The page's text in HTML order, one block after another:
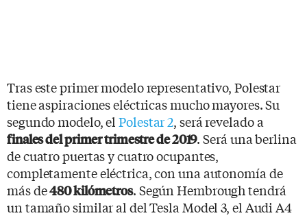
Tras este primer modelo representativo, Polestar
tiene aspiraciones eléctricas mucho mayores. Su
segundo modelo, elPolestar 2, será revelado a
finales del primer trimestre de 2019. Será una berlina
de cuatro puertas y cuatro ocupantes,
completamente eléctrica, con una autonomía de
más de480 kilómetros. Según Hembrough tendrá
un tamaño similar al del Tesla Model 3, el Audi A4